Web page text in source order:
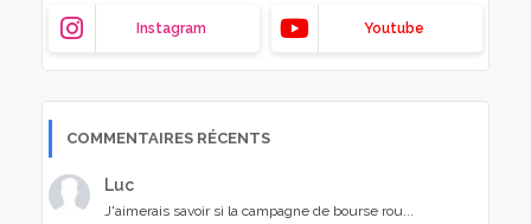
Instagram Youtube
COMMENTAIRES RÉCENTS
Luc
J'aimerais savoir si la campagne de bourse rou...